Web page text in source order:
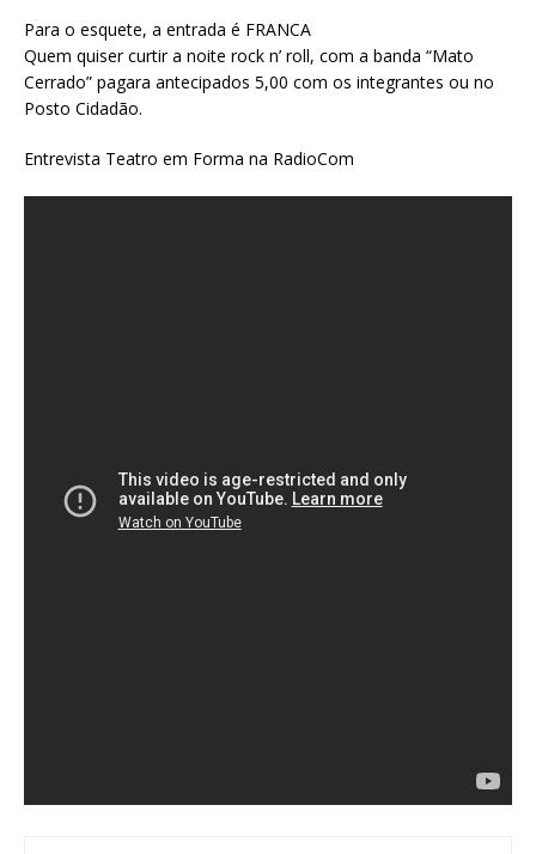
Para o esquete, a entrada é FRANCA
Quem quiser curtir a noite rock n’ roll, com a banda “Mato
Cerrado” pagara antecipados 5,00 com os integrantes ou no
Posto Cidadão.
Entrevista Teatro em Forma na RadioCom